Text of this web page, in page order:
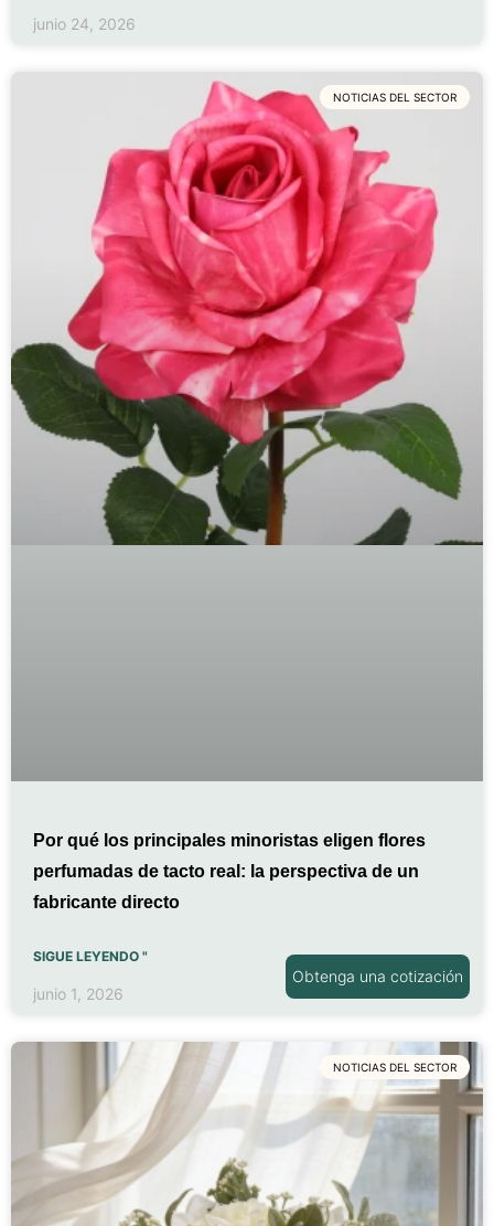
junio 24, 2026
NOTICIAS DEL SECTOR
Por qué los principales minoristas eligen flores
perfumadas de tacto real: la perspectiva de un
fabricante directo
SIGUE LEYENDO "
junio 1, 2026
NOTICIAS DEL SECTOR
Obtenga una cotización